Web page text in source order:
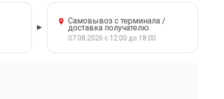
Самовывоз с терминала /
доставка получателю
07.08.2026 с 12:00 до 18:00